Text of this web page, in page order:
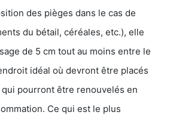
des pièges dans le cas de
du bétail, céréales, etc.), elle
de 5 cm tout au moins entre le
idéal où devront être placés
pourront être renouvelés en
Ce qui est le plus